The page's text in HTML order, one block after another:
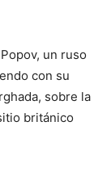
un ruso
con su
sobre la
británico